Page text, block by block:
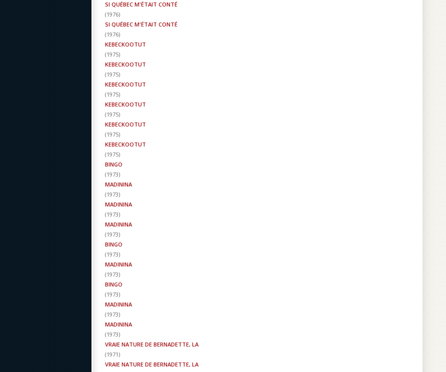
SI QUÉBEC M'ÉTAIT CONTÉ
(1976)
SI QUÉBEC M'ÉTAIT CONTÉ
(1976)
KEBECKOOTUT
(1975)
KEBECKOOTUT
(1975)
KEBECKOOTUT
(1975)
KEBECKOOTUT
(1975)
KEBECKOOTUT
(1975)
KEBECKOOTUT
(1975)
BINGO
(1973)
MADININA
(1973)
MADININA
(1973)
MADININA
(1973)
BINGO
(1973)
MADININA
(1973)
BINGO
(1973)
MADININA
(1973)
MADININA
(1973)
VRAIE NATURE DE BERNADETTE, LA
(1971)
VRAIE NATURE DE BERNADETTE, LA